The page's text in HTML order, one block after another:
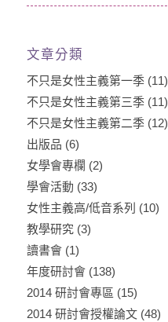
文章分類
不只是女性主義第一季(11)
不只是女性主義第三季(11)
不只是女性主義第二季(12)
出版品 (6)
女學會專欄 (2)
學會活動 (33)
女性主義高/低音系列 (10)
教學研究(3)
讀書會(1)
年度研討會(138)
2014 研討會專區 (15)
2014 研討會授權論文(48)